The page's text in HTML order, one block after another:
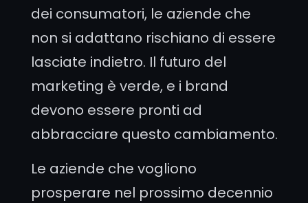
dei consumatori, le aziende che
non si adattano rischiano di essere
lasciate indietro. Il futuro del
marketing è verde, e i brand
devono essere pronti ad
abbracciare questo cambiamento.
Le aziende che vogliono
prosperare nel prossimo decennio